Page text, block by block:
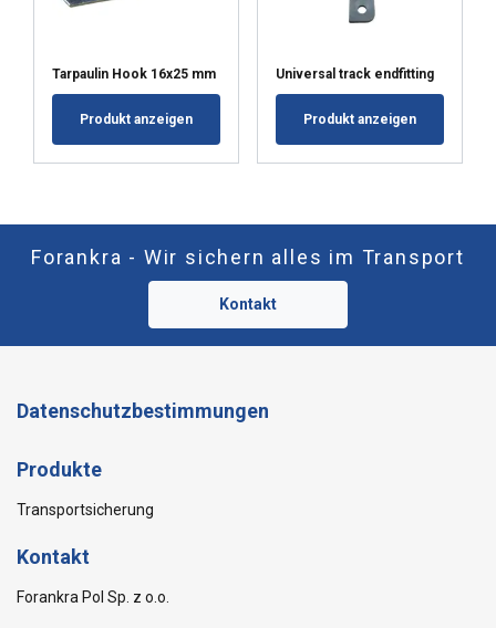
Tarpaulin Hook 16x25 mm
Produkt anzeigen
Universal track endfitting
Produkt anzeigen
Forankra - Wir sichern alles im Transport
Kontakt
Datenschutzbestimmungen
Produkte
Transportsicherung
Kontakt
Forankra Pol Sp. z o.o.